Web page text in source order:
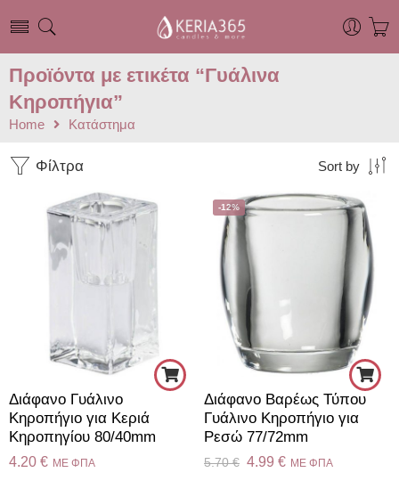
Προϊόντα με ετικέτα “Γυάλινα
Κηροπήγια”
Home Κατάστημα
Φίλτρα Sort by
Διάφανο Γυάλινο
Kηροπήγιο για Κεριά
Κηροπηγίου 80/40mm
4.20 € ME ΦΠΑ
-12%
Διάφανο Βαρέως Τύπου
Γυάλινο Κηροπήγιο για
Ρεσώ 77/72mm
5.70€ 4.99 € ME ΦΠΑ